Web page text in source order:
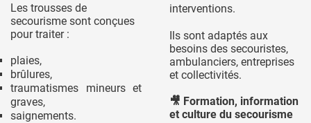
Les trousses de
secourisme sont conçues
pour traiter :
plaies,
brûlures,
traumatismes mineurs et
graves,
saignements.
interventions.
Ils sont adaptés aux
besoins des secouristes,
ambulanciers, entreprises
et collectivités.
🎥 Formation, information
et culture du secourisme